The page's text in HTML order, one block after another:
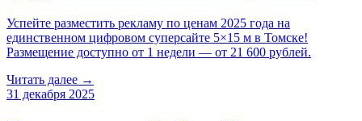
Успейте разместить рекламу по ценам 2025 года на
единственном цифровом суперсайте 5×15 м в Томске!
Размещение доступно от 1 недели — от 21 600 рублей.
Читать далее →
31 декабря 2025